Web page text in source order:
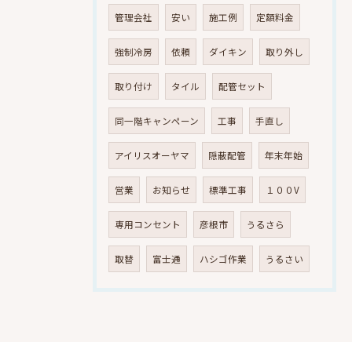
管理会社 安い 施工例 定額料金
強制冷房 依頼 ダイキン 取り外し
取り付け タイル 配管セット
同一階キャンペーン 工事 手直し
アイリスオーヤマ 隠蔽配管 年末年始
営業 お知らせ 標準工事 １００V
専用コンセント 彦根市 うるさら
取替 富士通 ハシゴ作業 うるさい